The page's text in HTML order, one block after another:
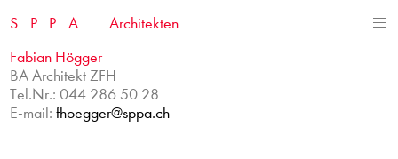
SPPA
Architekten
Fabian Högger
BA Architekt ZFH
Tel.Nr.: 044 286 50 28
E-mail:fhoegger@sppa.ch